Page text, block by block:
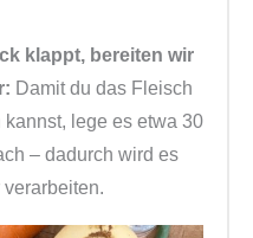
klappt, bereiten wir
Damit du das Fleisch
lege es etwa 30
– dadurch wird es